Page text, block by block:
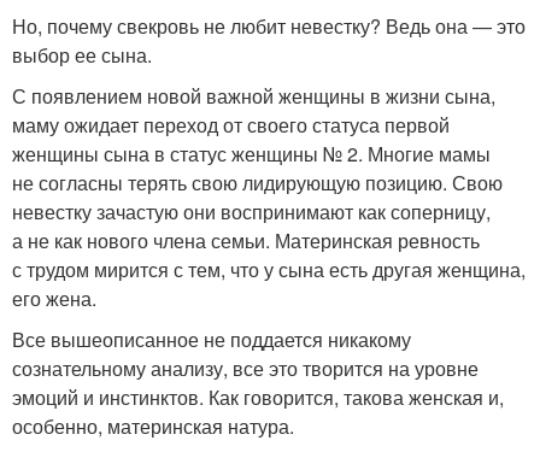
Но, почему свекровь не любит невестку? Ведь она — это
выбор ее сына.
С появлением новой важной женщины в жизни сына,
маму ожидает переход от своего статуса первой
женщины сына в статус женщины № 2. Многие мамы
не согласны терять свою лидирующую позицию. Свою
невестку зачастую они воспринимают как соперницу,
а не как нового члена семьи. Материнская ревность
с трудом мирится с тем, что у сына есть другая женщина,
его жена.
Все вышеописанное не поддается никакому
сознательному анализу, все это творится на уровне
эмоций и инстинктов. Как говорится, такова женская и,
особенно, материнская натура.